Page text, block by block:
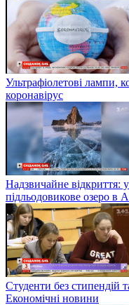
Ультрафіолетові лампи,
коронавірус
Надзвичайне відкриття:
підльодовикове озеро в
Студенти без стипендій
Економічні новини